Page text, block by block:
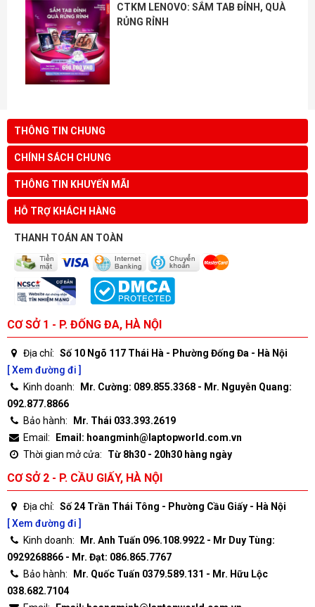
CTKM LENOVO: SẮM TAB ĐỈNH, QUÀ
RỦNG RỈNH
THÔNG TIN CHUNG
CHÍNH SÁCH CHUNG
THÔNG TIN KHUYẾN MÃI
HỖ TRỢ KHÁCH HÀNG
THANH TOÁN AN TOÀN
CƠ SỞ 1 - P. ĐỐNG ĐA, HÀ NỘI
Địa chỉ: Số 10 Ngõ 117 Thái Hà - Phường Đống Đa - Hà Nội
[ Xem đường đi ]
Kinh doanh:
Mr. Cường: 089.855.3368 - Mr. Nguyễn Quang:
092.877.8866
Bảo hành:
Mr. Thái 033.393.2619
Email:
Email: hoangminh@laptopworld.com.vn
Thời gian mở cửa:
Từ 8h30 - 20h30 hàng ngày
CƠ SỞ 2 - P. CẦU GIẤY, HÀ NỘI
Địa chỉ: Số 24 Trần Thái Tông - Phường Cầu Giấy - Hà Nội
[ Xem đường đi ]
Kinh doanh:
Mr. Anh Tuấn 096.108.9922 - Mr Duy Tùng:
0929268866 - Mr. Đạt: 086.865.7767
Bảo hành:
Mr. Quốc Tuấn 0379.589.131 - Mr. Hữu Lộc
038.682.7104